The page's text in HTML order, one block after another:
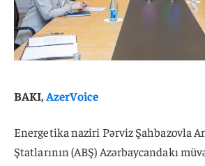
BAKI,AzerVoice
Energetika naziri Pərviz Şahbazovla
Ştatlarının (ABŞ) Azərbaycandakı